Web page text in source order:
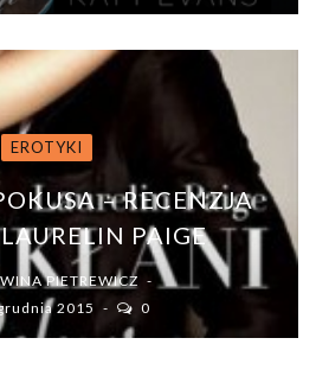
EROTYKI
– RECENZJA
PAIGE
PIETREWICZ
2015
0